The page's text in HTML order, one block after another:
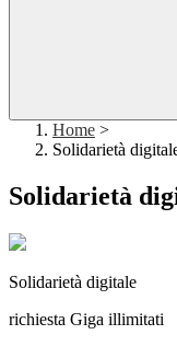
Home >
Solidarietà
Solidarietà
Solidarietà digitale
richiesta Giga illimitati